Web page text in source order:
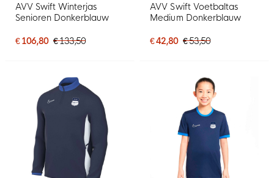
AVV Swift Winterjas
Senioren Donkerblauw
€ 106,80 € 133,50
AVV Swift Voetbaltas
Medium Donkerblauw
€ 42,80 € 53,50